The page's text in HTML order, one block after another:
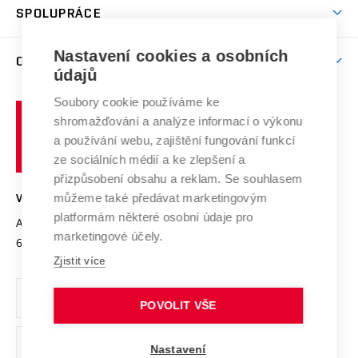
Brno
Celoživotní vzdělávání
E-přihláška
Harmonogram akademického roku
Závěrečné práce
Doktorské studium
Zpracování osobních údajů studentů
Sociální bezpečí
Studium bez bariér
Podpora podnikání
Mezinárodní vědecká rada
Systém zajišťování kvality výzkumu
Výzkumné infrastruktury
Transfer znalostí
Open Science
Projekty
Projekty ze strukturálních fondů
Specifický výzkum
SPOLUPRÁCE
Zahraniční spolupráce
Spolupráce se školami
Služby univerzity
Mezinárodní dohody
Univerzitní sítě
O UNIVERZITĚ
Profil univerzity
Udržitelná univerzita
Podnikavá univerzita / ContriBUTe
Bezpečná univerzita
Vyznamenání
Organizační struktura
Ochrana osobních údajů
učení
technické
VYSOKÉ UČENÍ TECHNICKÉ V BRNĚ
Antonínská 548/1
602 00 Brno
www.vut.cz
vut@vutbr.cz
Nastavení cookies a osobních
údajů
Soubory cookie používáme ke
shromažďování a analýze informací o výkonu
a používání webu, zajištění fungování funkcí
ze sociálních médií a ke zlepšení a
přizpůsobení obsahu a reklam. Se souhlasem
můžeme také předávat marketingovým
platformám některé osobní údaje pro
marketingové účely.
Zjistit více
POVOLIT VŠE
Nastavení